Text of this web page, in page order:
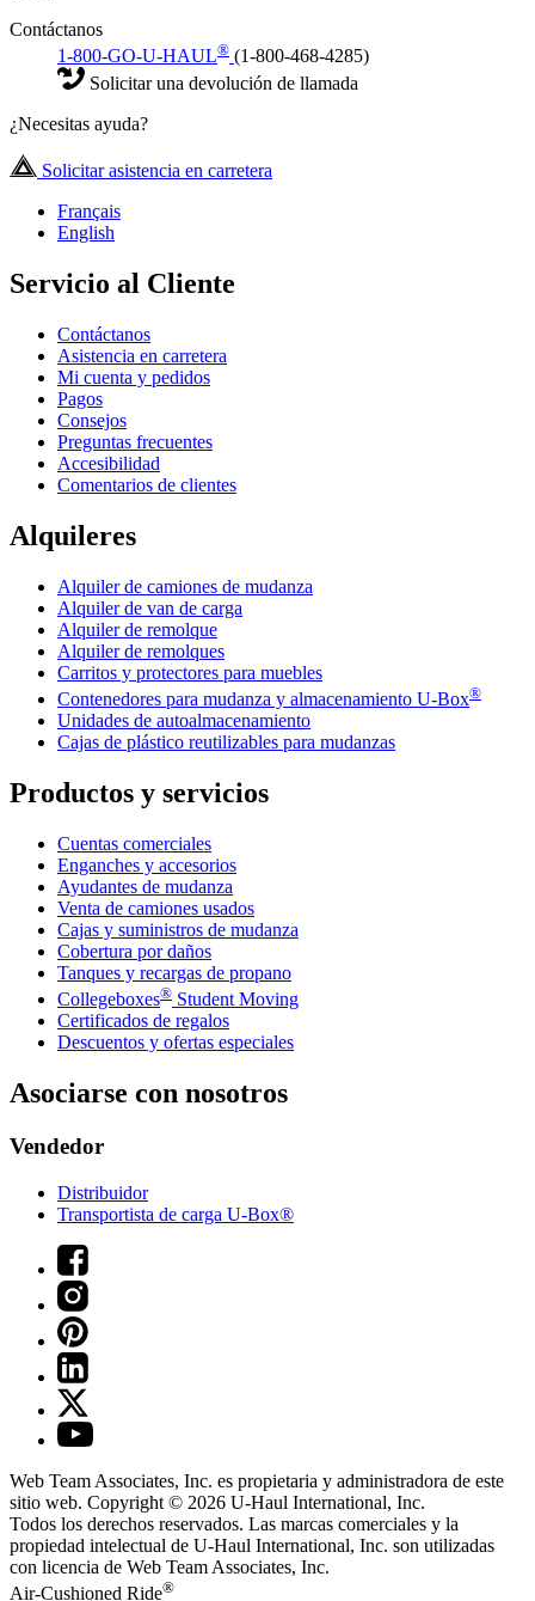
Contáctanos
1-800-GO-U-HAUL® (1-800-468-4285)
Solicitar una devolución de llamada
¿Necesitas ayuda?
Solicitar asistencia en carretera
Français
English
Servicio al Cliente
Contáctanos
Asistencia en carretera
Mi cuenta y pedidos
Pagos
Consejos
Preguntas frecuentes
Accesibilidad
Comentarios de clientes
Alquileres
Alquiler de camiones de mudanza
Alquiler de van de carga
Alquiler de remolque
Alquiler de remolques
Carritos y protectores para muebles
Contenedores para mudanza y almacenamiento U-Box®
Unidades de autoalmacenamiento
Cajas de plástico reutilizables para mudanzas
Productos y servicios
Cuentas comerciales
Enganches y accesorios
Ayudantes de mudanza
Venta de camiones usados
Cajas y suministros de mudanza
Cobertura por daños
Tanques y recargas de propano
Collegeboxes® Student Moving
Certificados de regalos
Descuentos y ofertas especiales
Asociarse con nosotros
Vendedor
Distribuidor
Transportista de carga U-Box®
Web Team Associates, Inc. es propietaria y administradora de este
sitio web. Copyright © 2026 U-Haul International, Inc.
Todos los derechos reservados. Las marcas comerciales y la
propiedad intelectual de U-Haul International, Inc. son utilizadas
con licencia de Web Team Associates, Inc.
Air-Cushioned Ride®